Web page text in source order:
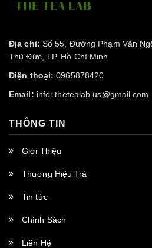
Địa chỉ: Số 55, Đường Phạm Văn
Thủ Đức, TP. Hồ Chí Minh
Điện thoại: 0965878420
Email: infor.thetealab.us@gmail.com
THÔNG TIN
Giới Thiệu
Thương Hiệu Trà
Tin tức
Chính Sách
Liên Hệ